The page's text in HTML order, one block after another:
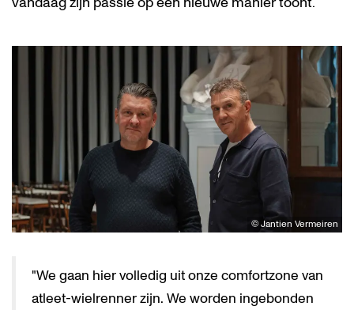
© Jantien Vermeiren
"We gaan hier volledig uit onze comfortzone van
atleet-wielrenner zijn. We worden ingebonden